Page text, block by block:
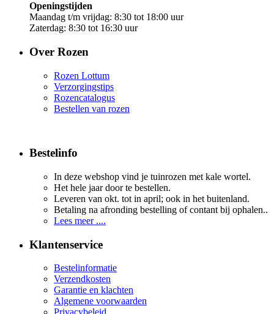
Openingstijden
Maandag t/m vrijdag: 8:30 tot 18:00 uur
Zaterdag: 8:30 tot 16:30 uur
Over Rozen
Rozen Lottum
Verzorgingstips
Rozencatalogus
Bestellen van rozen
Bestelinfo
In deze webshop vind je tuinrozen met kale wortel.
Het hele jaar door te bestellen.
Leveren van okt. tot in april; ook in het buitenland.
Betaling na afronding bestelling of contant bij ophalen..
Lees meer ....
Klantenservice
Bestelinformatie
Verzendkosten
Garantie en klachten
Algemene voorwaarden